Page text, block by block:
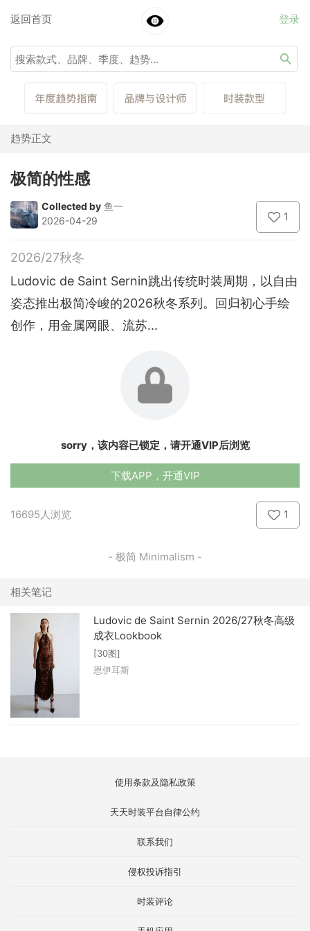
返回首页 登录
趋势正文
极简的性感
Collected by 鱼一
2026-04-29
1
2026/27秋冬
Ludovic de Saint Sernin跳出传统时装周期，以自由
姿态推出极简冷峻的2026秋冬系列。回归初心手绘
创作，用金属网眼、流苏...
sorry，该内容已锁定，请开通VIP后浏览
下载APP，开通VIP
16695人浏览 1
- 极简 Minimalism -
相关笔记
Ludovic de Saint Sernin 2026/27秋冬高级
成衣Lookbook
[30图]
恩伊耳斯
使用条款及隐私政策
天天时装平台自律公约
联系我们
侵权投诉指引
时装评论